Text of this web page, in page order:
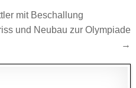
mit Beschallung
und Neubau zur Olympiade
→